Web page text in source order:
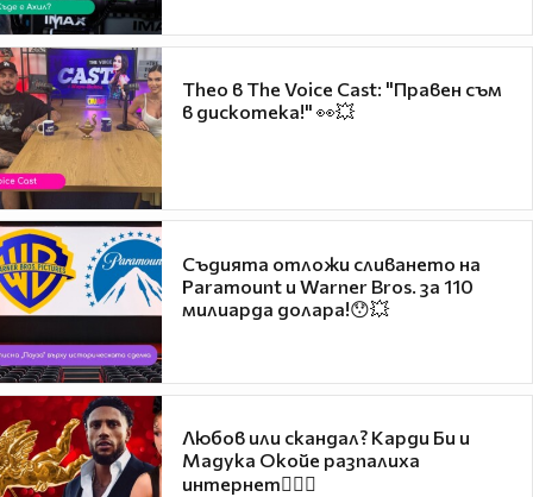
Theo в The Voice Cast: "Правен съм
в дискотека!" 👀💥
Съдията отложи сливането на
Paramount и Warner Bros. за 110
милиарда долара!😯💥
Любов или скандал? Карди Би и
Мадука Окойе разпалиха
интернет❤️‍🔥🔥